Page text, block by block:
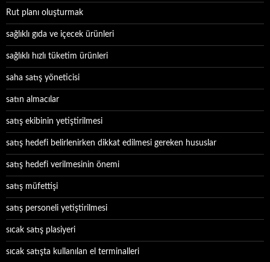
Rut planı oluşturmak
sağlıklı gıda ve içecek ürünleri
sağlıklı hızlı tüketim ürünleri
saha satış yöneticisi
satın almacılar
satış ekibinin yetiştirilmesi
satış hedefi belirlenirken dikkat edilmesi gereken hususlar
satış hedefi verilmesinin önemi
satış müfettişi
satış personeli yetiştirilmesi
sıcak satış plasiyeri
sıcak satışta kullanılan el terminalleri